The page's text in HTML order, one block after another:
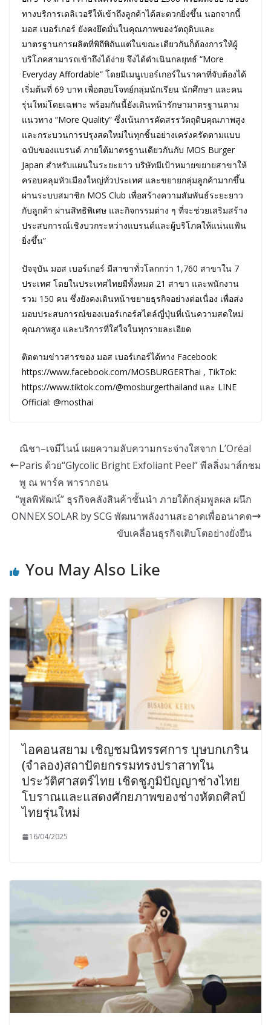
ทางบริการเดลิเวอรีให้เข้าถึงลูกค้าได้สะดวกยิ่งขึ้น นอกจากนี้
มอส เบอร์เกอร์ ยังคงยึดมั่นในคุณภาพของวัตถุดิบและ
มาตรฐานการผลิตที่พิถีพิถันแต่ในขณะเดียวกันก็ต้องการให้ผู้
บริโภคสามารถเข้าถึงได้ง่าย จึงได้ดำเนินกลยุทธ์ “More
Everyday Affordable” โดยมีเมนูเบอร์เกอร์ในราคาที่จับต้องได้
เริ่มต้นที่ 69 บาท เพื่อตอบโจทย์กลุ่มนักเรียน นักศึกษา และคน
รุ่นใหม่โดยเฉพาะ พร้อมกันนี้ยังเดินหน้ารักษามาตรฐานตาม
แนวทาง “More Quality” ซึ่งเน้นการคัดสรรวัตถุดิบคุณภาพสูง
และกระบวนการปรุงสดใหม่ในทุกชิ้นอย่างเคร่งครัดตามแบบ
ฉบับของแบรนด์ ภายใต้มาตรฐานเดียวกันกับ MOS Burger
Japan สำหรับแผนในระยะยาว บริษัทมีเป้าหมายขยายสาขาให้
ครอบคลุมหัวเมืองใหญ่ทั่วประเทศ และขยายกลุ่มลูกค้ามากขึ้น
ผ่านระบบสมาชิก MOS Club เพื่อสร้างความสัมพันธ์ระยะยาว
กับลูกค้า ผ่านสิทธิพิเศษ และกิจกรรมต่าง ๆ ที่จะช่วยเสริมสร้าง
ประสบการณ์เชิงบวกระหว่างแบรนด์และผู้บริโภคให้แน่นแฟ้น
ยิ่งขึ้น”
ปัจจุบัน มอส เบอร์เกอร์ มีสาขาทั่วโลกกว่า 1,760 สาขาใน 7
ประเทศ โดยในประเทศไทยมีทั้งหมด 21 สาขา และพนักงาน
รวม 150 คน ซึ่งยังคงเดินหน้าขยายธุรกิจอย่างต่อเนื่อง เพื่อส่ง
มอบประสบการณ์ของเบอร์เกอร์สไตล์ญี่ปุ่นที่เน้นความสดใหม่
คุณภาพสูง และบริการที่ใส่ใจในทุกรายละเอียด
ติดตามข่าวสารของ มอส เบอร์เกอร์ได้ทาง Facebook:
https://www.facebook.com/MOSBURGERThai , TikTok:
https://www.tiktok.com/@mosburgerthailand และ LINE
Official: @mosthai
ณิชา–เจมีไนน์ เผยความลับความกระจ่างใสจาก L’Oréal
Paris ด้วย“Glycolic Bright Exfoliant Peel” พีลลิ่งมาส์กชม
พู ณ พาร์ค พารากอน
“พูลพิพัฒน์” ธุรกิจคลังสินค้าชั้นนำ ภายใต้กลุ่มพูลผล ผนึก
ONNEX SOLAR by SCG พัฒนาพลังงานสะอาดเพื่ออนาคต
ขับเคลื่อนธุรกิจเติบโตอย่างยั่งยืน
You May Also Like
ไอคอนสยาม เชิญชมนิทรรศการ บุษบกเกริน
(จำลอง)สถาปัตยกรรมทรงปราสาทใน
ประวัติศาสตร์ไทย เชิดชูภูมิปัญญาช่างไทย
โบราณและแสดงศักยภาพของช่างหัตถศิลป์
ไทยรุ่นใหม่
16/04/2025